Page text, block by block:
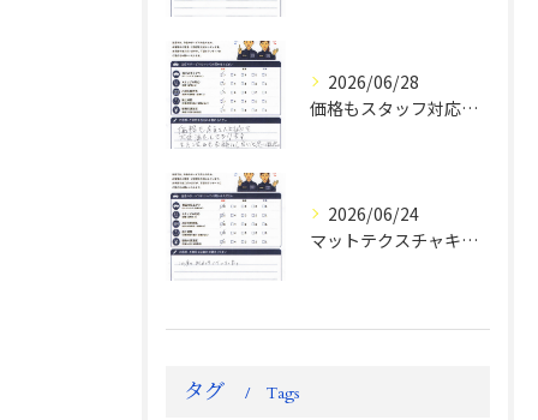
2026/06/28
価格もスタッフ対応も大変満足！ランドクルーザーFJお客様の声
2026/06/24
マットテクスチャキーパー施工後のお客様の声
タグ Tags